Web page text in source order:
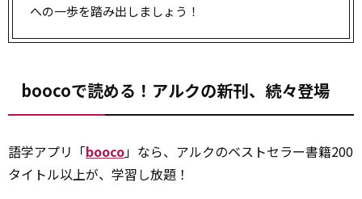
への一歩を踏み出しましょう！
boocoで読める！アルクの新刊、続々登場
語学アプリ「booco」なら、アルクのベストセラー書籍200
タイトル以上が、学習し放題！